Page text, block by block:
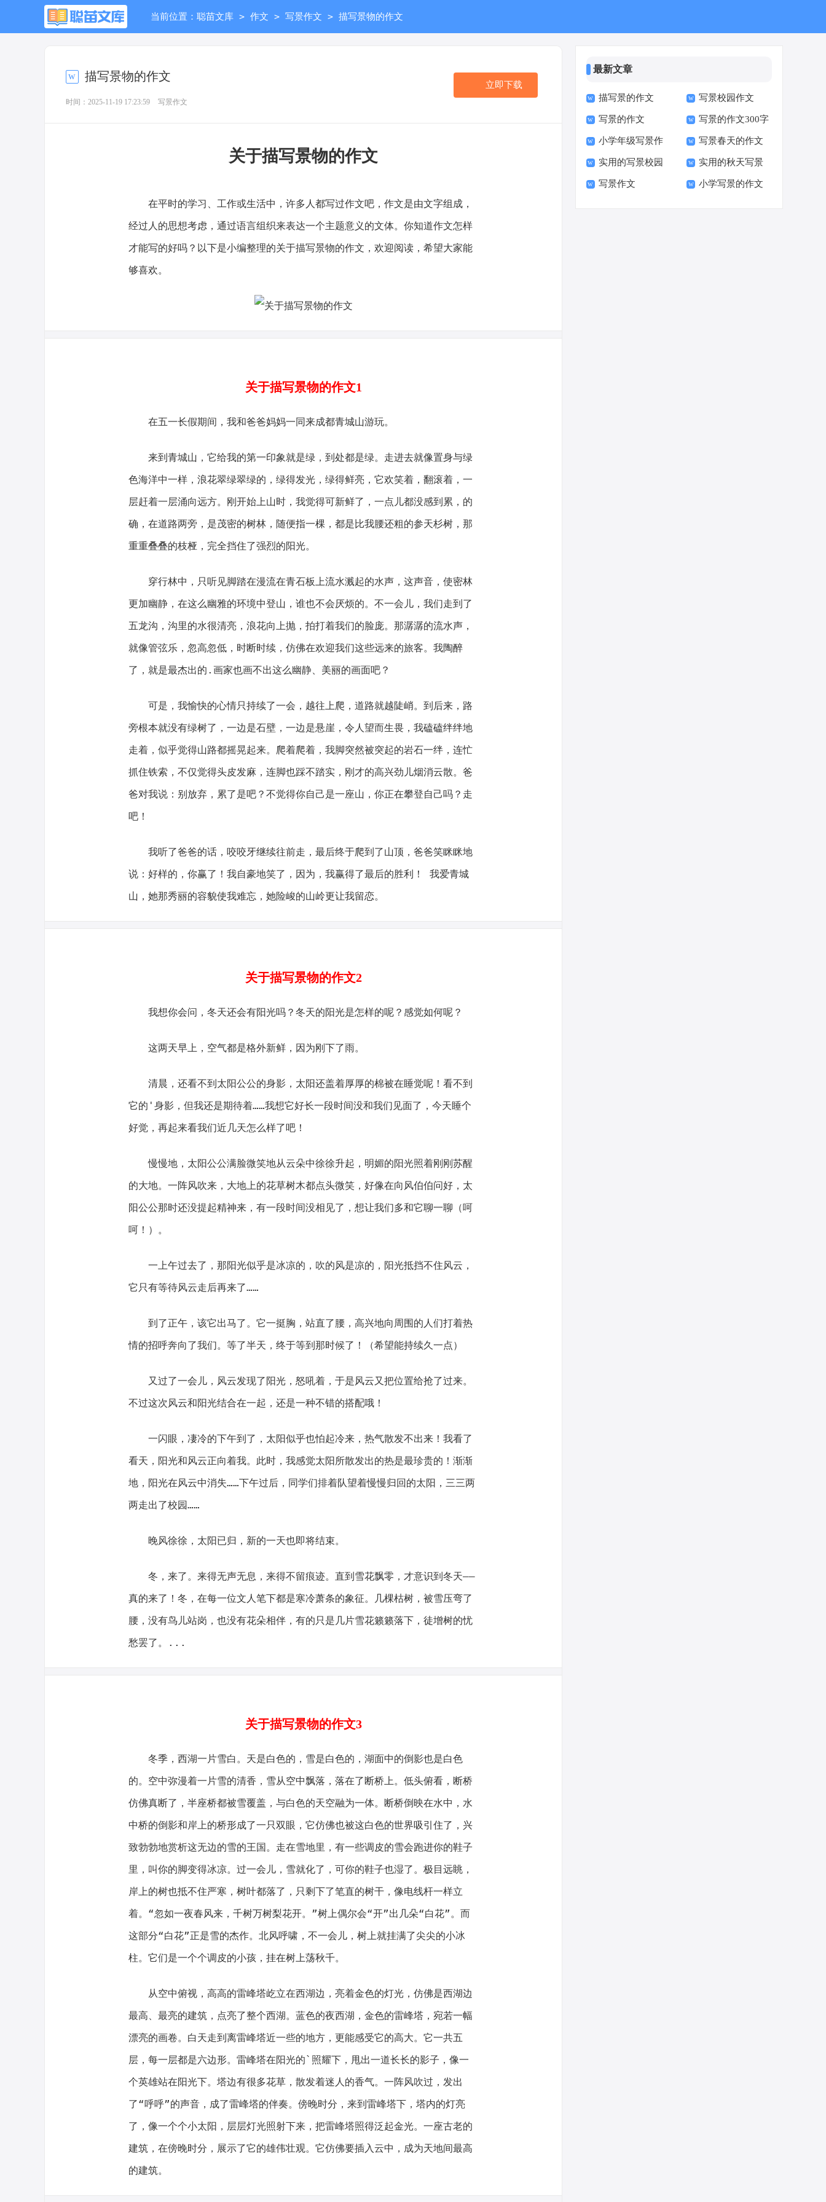
当前位置： 聪苗文库 > 作文 > 写景作文 > 描写景物的作文
描写景物的作文
时间：2025-11-19 17:23:59 写景作文
立即下载
关于描写景物的作文
在平时的学习、工作或生活中，许多人都写过作文吧，作文是由文字组成，
经过人的思想考虑，通过语言组织来表达一个主题意义的文体。你知道作文怎样
才能写的好吗？以下是小编整理的关于描写景物的作文，欢迎阅读，希望大家能
够喜欢。
关于描写景物的作文1
在五一长假期间，我和爸爸妈妈一同来成都青城山游玩。
来到青城山，它给我的第一印象就是绿，到处都是绿。走进去就像置身与绿
色海洋中一样，浪花翠绿翠绿的，绿得发光，绿得鲜亮，它欢笑着，翻滚着，一
层赶着一层涌向远方。刚开始上山时，我觉得可新鲜了，一点儿都没感到累，的
确，在道路两旁，是茂密的树林，随便指一棵，都是比我腰还粗的参天杉树，那
重重叠叠的枝桠，完全挡住了强烈的阳光。
穿行林中，只听见脚踏在漫流在青石板上流水溅起的水声，这声音，使密林
更加幽静，在这么幽雅的环境中登山，谁也不会厌烦的。不一会儿，我们走到了
五龙沟，沟里的水很清亮，浪花向上抛，拍打着我们的脸庞。那潺潺的流水声，
就像管弦乐，忽高忽低，时断时续，仿佛在欢迎我们这些远来的旅客。我陶醉
了，就是最杰出的.画家也画不出这么幽静、美丽的画面吧？
可是，我愉快的心情只持续了一会，越往上爬，道路就越陡峭。到后来，路
旁根本就没有绿树了，一边是石壁，一边是悬崖，令人望而生畏，我磕磕绊绊地
走着，似乎觉得山路都摇晃起来。爬着爬着，我脚突然被突起的岩石一绊，连忙
抓住铁索，不仅觉得头皮发麻，连脚也踩不踏实，刚才的高兴劲儿烟消云散。爸
爸对我说：别放弃，累了是吧？不觉得你自己是一座山，你正在攀登自己吗？走
吧！
我听了爸爸的话，咬咬牙继续往前走，最后终于爬到了山顶，爸爸笑眯眯地
说：好样的，你赢了！我自豪地笑了，因为，我赢得了最后的胜利！ 我爱青城
山，她那秀丽的容貌使我难忘，她险峻的山岭更让我留恋。
关于描写景物的作文2
我想你会问，冬天还会有阳光吗？冬天的阳光是怎样的呢？感觉如何呢？
这两天早上，空气都是格外新鲜，因为刚下了雨。
清晨，还看不到太阳公公的身影，太阳还盖着厚厚的棉被在睡觉呢！看不到
它的'身影，但我还是期待着……我想它好长一段时间没和我们见面了，今天睡个
好觉，再起来看我们近几天怎么样了吧！
慢慢地，太阳公公满脸微笑地从云朵中徐徐升起，明媚的阳光照着刚刚苏醒
的大地。一阵风吹来，大地上的花草树木都点头微笑，好像在向风伯伯问好，太
阳公公那时还没提起精神来，有一段时间没相见了，想让我们多和它聊一聊（呵
呵！）。
一上午过去了，那阳光似乎是冰凉的，吹的风是凉的，阳光抵挡不住风云，
它只有等待风云走后再来了……
到了正午，该它出马了。它一挺胸，站直了腰，高兴地向周围的人们打着热
情的招呼奔向了我们。等了半天，终于等到那时候了！（希望能持续久一点）
又过了一会儿，风云发现了阳光，怒吼着，于是风云又把位置给抢了过来。
不过这次风云和阳光结合在一起，还是一种不错的搭配哦！
一闪眼，凄冷的下午到了，太阳似乎也怕起冷来，热气散发不出来！我看了
看天，阳光和风云正向着我。此时，我感觉太阳所散发出的热是最珍贵的！渐渐
地，阳光在风云中消失……下午过后，同学们排着队望着慢慢归回的太阳，三三两
两走出了校园……
晚风徐徐，太阳已归，新的一天也即将结束。
冬，来了。来得无声无息，来得不留痕迹。直到雪花飘零，才意识到冬天――
真的来了！冬，在每一位文人笔下都是寒冷萧条的象征。几棵枯树，被雪压弯了
腰，没有鸟儿站岗，也没有花朵相伴，有的只是几片雪花籁籁落下，徒增树的忧
愁罢了。...
关于描写景物的作文3
冬季，西湖一片雪白。天是白色的，雪是白色的，湖面中的倒影也是白色
的。空中弥漫着一片雪的清香，雪从空中飘落，落在了断桥上。低头俯看，断桥
仿佛真断了，半座桥都被雪覆盖，与白色的天空融为一体。断桥倒映在水中，水
中桥的倒影和岸上的桥形成了一只双眼，它仿佛也被这白色的世界吸引住了，兴
致勃勃地赏析这无边的雪的王国。走在雪地里，有一些调皮的雪会跑进你的鞋子
里，叫你的脚变得冰凉。过一会儿，雪就化了，可你的鞋子也湿了。极目远眺，
岸上的树也抵不住严寒，树叶都落了，只剩下了笔直的树干，像电线杆一样立
着。“忽如一夜春风来，千树万树梨花开。”树上偶尔会“开”出几朵“白花”。而
这部分“白花”正是雪的杰作。北风呼啸，不一会儿，树上就挂满了尖尖的小冰
柱。它们是一个个调皮的小孩，挂在树上荡秋千。
从空中俯视，高高的雷峰塔屹立在西湖边，亮着金色的灯光，仿佛是西湖边
最高、最亮的建筑，点亮了整个西湖。蓝色的夜西湖，金色的雷峰塔，宛若一幅
漂亮的画卷。白天走到离雷峰塔近一些的地方，更能感受它的高大。它一共五
层，每一层都是六边形。雷峰塔在阳光的`照耀下，甩出一道长长的影子，像一
个英雄站在阳光下。塔边有很多花草，散发着迷人的香气。一阵风吹过，发出
了“呼呼”的声音，成了雷峰塔的伴奏。傍晚时分，来到雷峰塔下，塔内的灯亮
了，像一个个小太阳，层层灯光照射下来，把雷峰塔照得泛起金光。一座古老的
建筑，在傍晚时分，展示了它的雄伟壮观。它仿佛要插入云中，成为天地间最高
的建筑。
最新文章
描写景的作文 写景校园作文
写景的作文 写景的作文300字
小学年级写景作
文
写景春天的作文
实用的写景校园
作文
实用的秋天写景
的作文
写景作文 小学写景的作文